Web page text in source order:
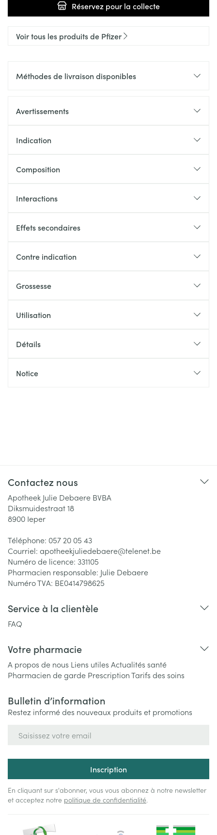
Réservez pour la collecte
Voir tous les produits de Pfizer
Méthodes de livraison disponibles
Avertissements
Indication
Composition
Interactions
Effets secondaires
Contre indication
Grossesse
Utilisation
Détails
Notice
Contactez nous
Apotheek Julie Debaere BVBA
Diksmuidestraat 18
8900 Ieper
Téléphone: 057 20 05 43
Courriel: apotheekjuliedebaere@telenet.be
Numéro de licence: 331105
Pharmacien responsable: Julie Debaere
Numéro TVA: BE0414798625
Service à la clientèle
FAQ
Votre pharmacie
A propos de nous Liens utiles Actualités santé
Pharmacien de garde PrescriptionTarifs des soins
Bulletin d’information
Restez informé des nouveaux produits et promotions
Inscription
En cliquant sur s'abonner, vous vous abonnez à notre newsletter
et acceptez notre politique de confidentialité.